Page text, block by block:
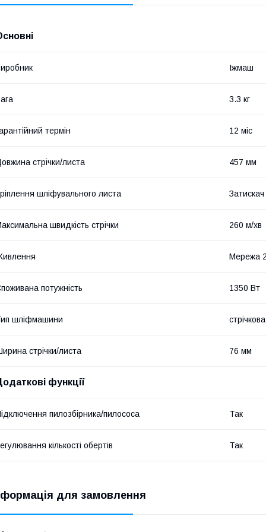
Іжмаш
3.3 кг
термін 12 міс
стрічки/листа 457 мм
шліфувального листа Затискач
швидкість стрічки 260 м/хв
Мережа
потужність 1350 Вт
шліфмашини стрічкова
стрічки/листа 76 мм
функції
пилозбірника/пилососа Так
кількості обертів Так
для замовлення